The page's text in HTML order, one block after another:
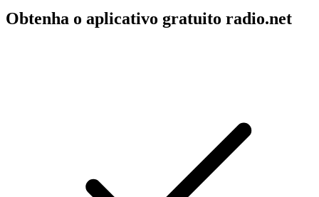
Obtenha o aplicativo gratuito radio.net